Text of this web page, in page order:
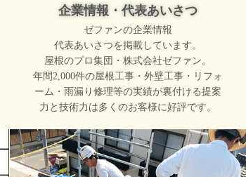
企業情報・代表あいさつ
ゼファンの企業情報
代表あいさつを掲載しています。
屋根のプロ集団・株式会社ゼファン。
年間2,000件の屋根工事・外壁工事・リフォ
ーム・雨漏り修理等の実績が裏付ける提案
力と技術力は多くのお客様に好評です。